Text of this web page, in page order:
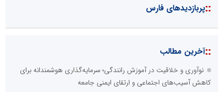
::پربازدیدهای فارس
::آخرین مطالب
نوآوری و خلاقیت در آموزش رانندگی؛ سرمایه‌گذاری هوشمندانه برای
کاهش آسیب‌های اجتماعی و ارتقای ایمنی جامعه